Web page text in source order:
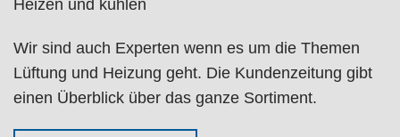
Heizen und kühlen
Wir sind auch Experten wenn es um die Themen
Lüftung und Heizung geht. Die Kundenzeitung gibt
einen Überblick über das ganze Sortiment.